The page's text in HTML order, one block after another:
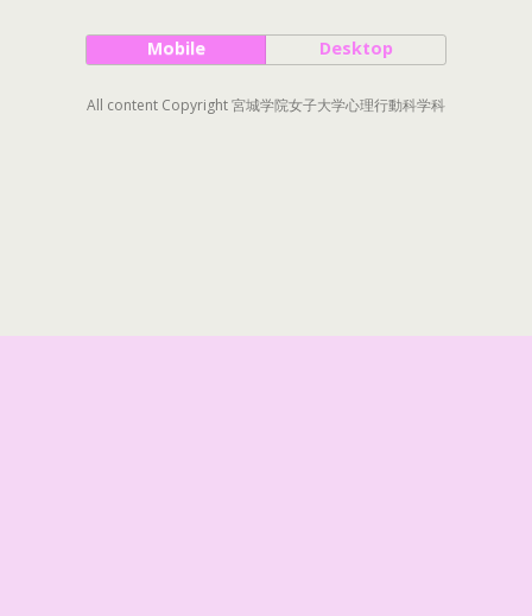
Mobile Desktop
All content Copyright 宮城学院女子大学心理行動科学科